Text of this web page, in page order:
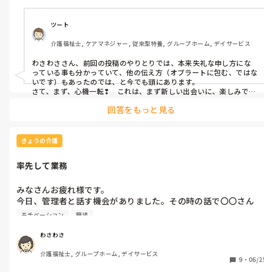
入浴方法を考案したり。
着脱時、急に暴言　暴力振るう利用者さんに対して、嫌がる他の
スタッフの為、せめてどうしたら暴力だけでも防ぐ対応を自宅で
考案して
この2つの対策をノートに書いて
カンファレンスで発表したら
私が、社長に現場の事で意見を言った事があり社長とは折り合い
が悪くなってた頃もあったのか
で言われて、恥ずかしいやら、くやしいやら、私が社長のYESマ
ンだったら正義感出しても認めてもらえたのかもしれませんね。
あの時世渡り上手になってれば
介護歴長くてもいつまでも新人の介護職のままです。
まあ、根性と我慢　仕事は自分との
戦いで、その中でやりがい、楽しみを味わっていく、自分流の仕
ツート
介護福祉士, ケアマネジャー, 従来型特養, グループホーム, デイサービス
わさわささん、前回の投稿のやりとりでは、本来失礼な申し方にな
っている事も分かっていて、他の伝え方（オブラートに包む、ではな
いです）もあったのでは、と今でも頭にあります。
さて、まず、心機一転❢　これは、まず新しい出会いに、楽しみです
を持たれたり、利用者さん目線（＝意向への実現）+実際にやるに
い。しかし、最初は郷に行っては郷に従え…も、また必要ではありま
すね…
たでしょう…社長第一主義が、利用者第一主義と外れる事も充分あり
イエスマン、、これも、その時々で楽な考え方に陥る可能性…法人決
定を押し付けて、その上で利用者さんへ…の二番煎じ思考です、、そ
れになり得ます…何でも反発がやり方ではありませんが、芯はブレ
ず、向き合っていく姿勢が、一つの正解と思います…※私なら理由を
るでしょうね、今までがそうでしたから…
でも、色々考えられる、振り返られるのは、繰り返しになります
が、大事で、そんな時間をもつべきなんですよね…　その意味で、そ
んな気持ちで新たな一歩のわさわささん、気負わず、楽しみに始めて
回答をもっと見る
きょうの介護
率先して業務
みなさんお疲れ様です。
今日、管理者と話す機会がありました。その時の話で〇〇さん
（私）は
人に任せる事した方がいい
また縁の下の力持ちみたいな存在になれば、もっと楽に仕事出来
るよ
モチベーション 職場
わさわさ
介護福祉士, グループホーム, デイサービス
9 ・ 06/